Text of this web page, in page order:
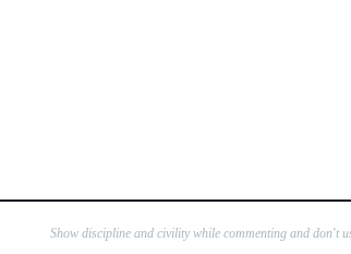
Show discipline and civility while commenting and don't